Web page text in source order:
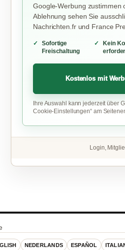
Google-Werbung zustimmen
Ablehnung sehen Sie
Nachrichten.fr und France
Sofortige
Freischaltung
Kein
Kostenlos mit
Ihre Auswahl kann jederzeit über
Cookie-Einstellungen“ am
Login,
NEDERLANDS ESPAÑOL